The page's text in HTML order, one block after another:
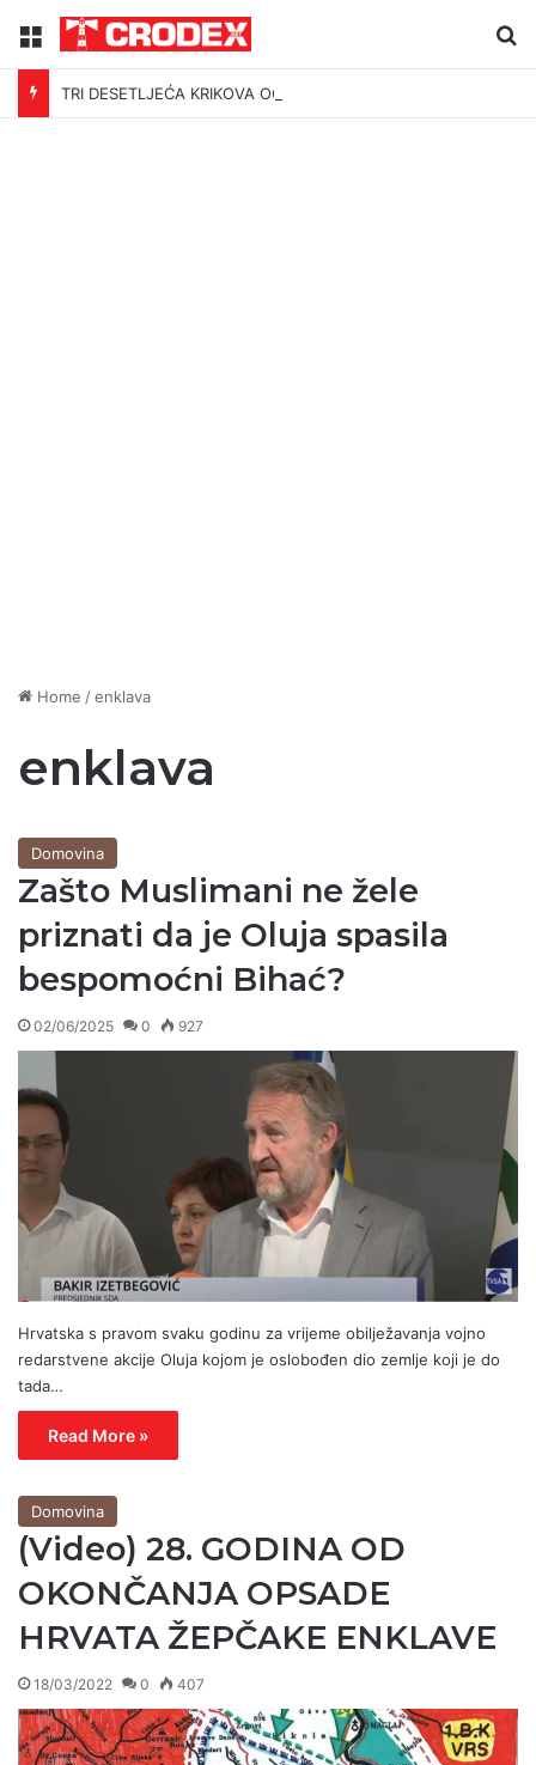
Menu
TRI DESETLJEĆA KRIKOVA OČAJNIKA
Home /enklava
enklava
Domovina
Zašto Muslimani ne žele
priznati da je Oluja spasila
bespomoćni Bihać?
02/06/2025 0 927
Hrvatska s pravom svaku godinu za vrijeme obilježavanja vojno
redarstvene akcije Oluja kojom je oslobođen dio zemlje koji je do
tada…
Read More »
Domovina
(Video) 28. GODINA OD
OKONČANJA OPSADE
HRVATA ŽEPČAKE ENKLAVE
18/03/2022 0 407